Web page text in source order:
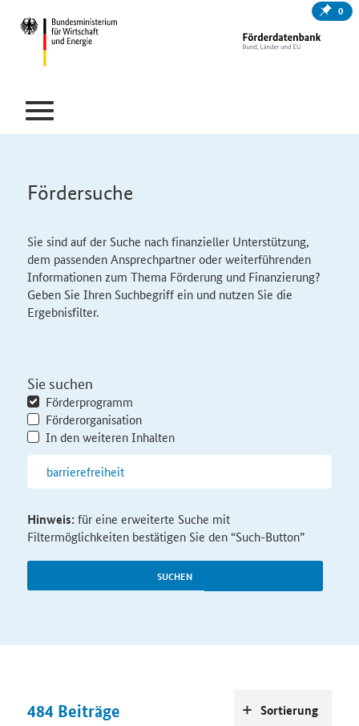
0
Fördersuche
Sie sind auf der Suche nach finanzieller Unterstützung,
dem passenden Ansprechpartner oder weiterführenden
Informationen zum Thema Förderung und Finanzierung?
Geben Sie Ihren Suchbegriff ein und nutzen Sie die
Ergebnisfilter.
Sie suchen
Förderprogramm
Förderorganisation
In den weiteren Inhalten
SUCHEN
Hinweis:für eine erweiterte Suche mit
Filtermöglichkeiten bestätigen Sie den “Such-Button”
484 Beiträge Sortierung